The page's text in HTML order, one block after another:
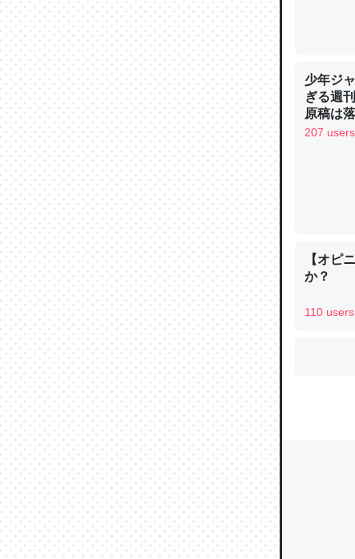
─ニュ
これを
類だと
─ニュ
ウチも
中。
れ見て
─たま
少年ジ
ぎる週
原稿は
207 users
【オピ
か？
110 users